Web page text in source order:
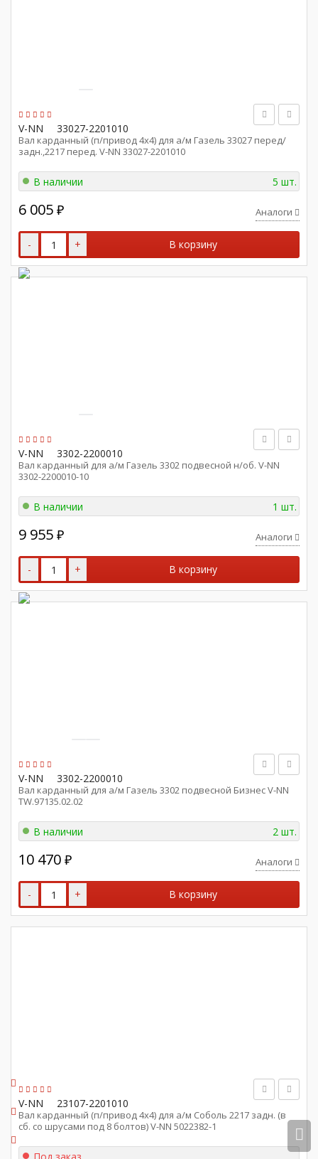
V-NN 33027-2201010
Вал карданный (п/привод 4х4) для а/м Газель 33027 перед/
задн.,2217 перед. V-NN 33027-2201010
В наличии 5 шт.
6 005 ₽ Аналоги
- + В корзину
V-NN 3302-2200010
Вал карданный для а/м Газель 3302 подвесной н/об. V-NN
3302-2200010-10
В наличии 1 шт.
9 955 ₽ Аналоги
- + В корзину
V-NN 3302-2200010
Вал карданный для а/м Газель 3302 подвесной Бизнес V-NN
TW.97135.02.02
В наличии 2 шт.
10 470 ₽ Аналоги
- + В корзину
V-NN 23107-2201010
Вал карданный (п/привод 4х4) для а/м Соболь 2217 задн. (в
сб. со шрусами под 8 болтов) V-NN 5022382-1